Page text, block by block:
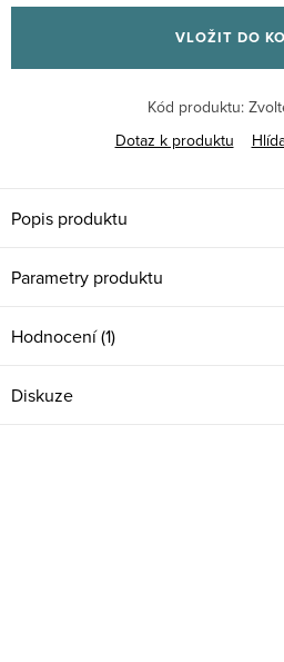
cena:
VLOŽIT DO
Kód produktu:
Dotaz k produktu
Popis produktu
Parametry produktu
Hodnocení (1)
Diskuze